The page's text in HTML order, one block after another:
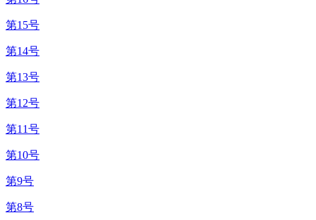
第15号
第14号
第13号
第12号
第11号
第10号
第9号
第8号